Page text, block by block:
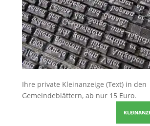
Ihre private Kleinanzeige (Text) in den
Gemeindeblättern, ab nur 15 Euro.